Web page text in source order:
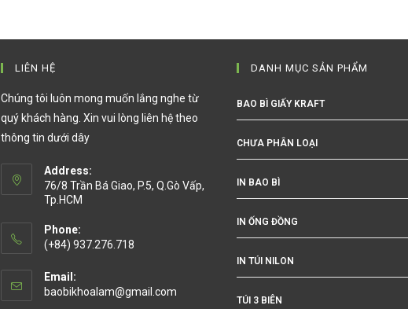
LIÊN HỆ
Chúng tôi luôn mong muốn lắng nghe từ
quý khách hàng. Xin vui lòng liên hệ theo
thông tin dưới dây
Address:
76/8 Trần Bá Giao, P.5, Q.Gò Vấp,
Tp.HCM
Phone:
(+84) 937.276.718
Email:
baobikhoalam@gmail.com
DANH MỤC SẢN PHẨM
BAO BÌ GIẤY KRAFT
CHƯA PHÂN LOẠI
IN BAO BÌ
IN ỐNG ĐỒNG
IN TÚI NILON
TÚI 3 BIÊN